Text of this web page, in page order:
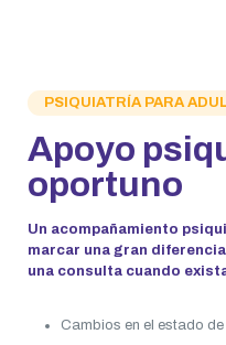
PSIQUIATRÍA PARA
Apoyo
oportuno
Un acompañamiento
marcar una gran
una consulta cuando
Cambios en el estado